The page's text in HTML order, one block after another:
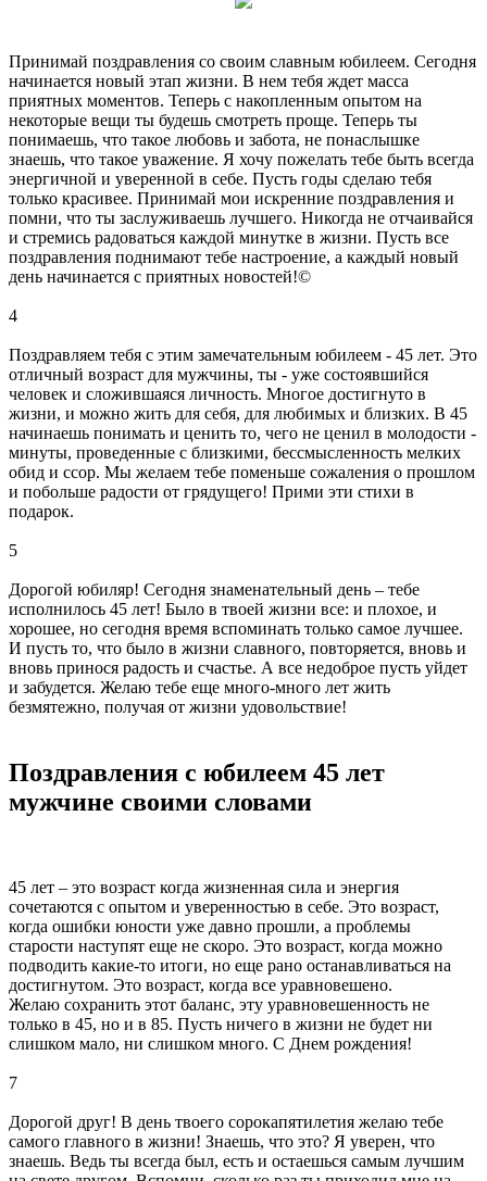
Принимай поздравления со своим славным юбилеем. Сегодня
начинается новый этап жизни. В нем тебя ждет масса
приятных моментов. Теперь с накопленным опытом на
некоторые вещи ты будешь смотреть проще. Теперь ты
понимаешь, что такое любовь и забота, не понаслышке
знаешь, что такое уважение. Я хочу пожелать тебе быть всегда
энергичной и уверенной в себе. Пусть годы сделаю тебя
только красивее. Принимай мои искренние поздравления и
помни, что ты заслуживаешь лучшего. Никогда не отчаивайся
и стремись радоваться каждой минутке в жизни. Пусть все
поздравления поднимают тебе настроение, а каждый новый
день начинается с приятных новостей!©
4
Поздравляем тебя с этим замечательным юбилеем - 45 лет. Это
отличный возраст для мужчины, ты - уже состоявшийся
человек и сложившаяся личность. Многое достигнуто в
жизни, и можно жить для себя, для любимых и близких. В 45
начинаешь понимать и ценить то, чего не ценил в молодости -
минуты, проведенные с близкими, бессмысленность мелких
обид и ссор. Мы желаем тебе поменьше сожаления о прошлом
и побольше радости от грядущего! Прими эти стихи в
подарок.
5
Дорогой юбиляр! Сегодня знаменательный день – тебе
исполнилось 45 лет! Было в твоей жизни все: и плохое, и
хорошее, но сегодня время вспоминать только самое лучшее.
И пусть то, что было в жизни славного, повторяется, вновь и
вновь принося радость и счастье. А все недоброе пусть уйдет
и забудется. Желаю тебе еще много-много лет жить
безмятежно, получая от жизни удовольствие!
Поздравления с юбилеем 45 лет
мужчине своими словами
45 лет – это возраст когда жизненная сила и энергия
сочетаются с опытом и уверенностью в себе. Это возраст,
когда ошибки юности уже давно прошли, а проблемы
старости наступят еще не скоро. Это возраст, когда можно
подводить какие-то итоги, но еще рано останавливаться на
достигнутом. Это возраст, когда все уравновешено.
Желаю сохранить этот баланс, эту уравновешенность не
только в 45, но и в 85. Пусть ничего в жизни не будет ни
слишком мало, ни слишком много. С Днем рождения!
7
Дорогой друг! В день твоего сорокапятилетия желаю тебе
самого главного в жизни! Знаешь, что это? Я уверен, что
знаешь. Ведь ты всегда был, есть и остаешься самым лучшим